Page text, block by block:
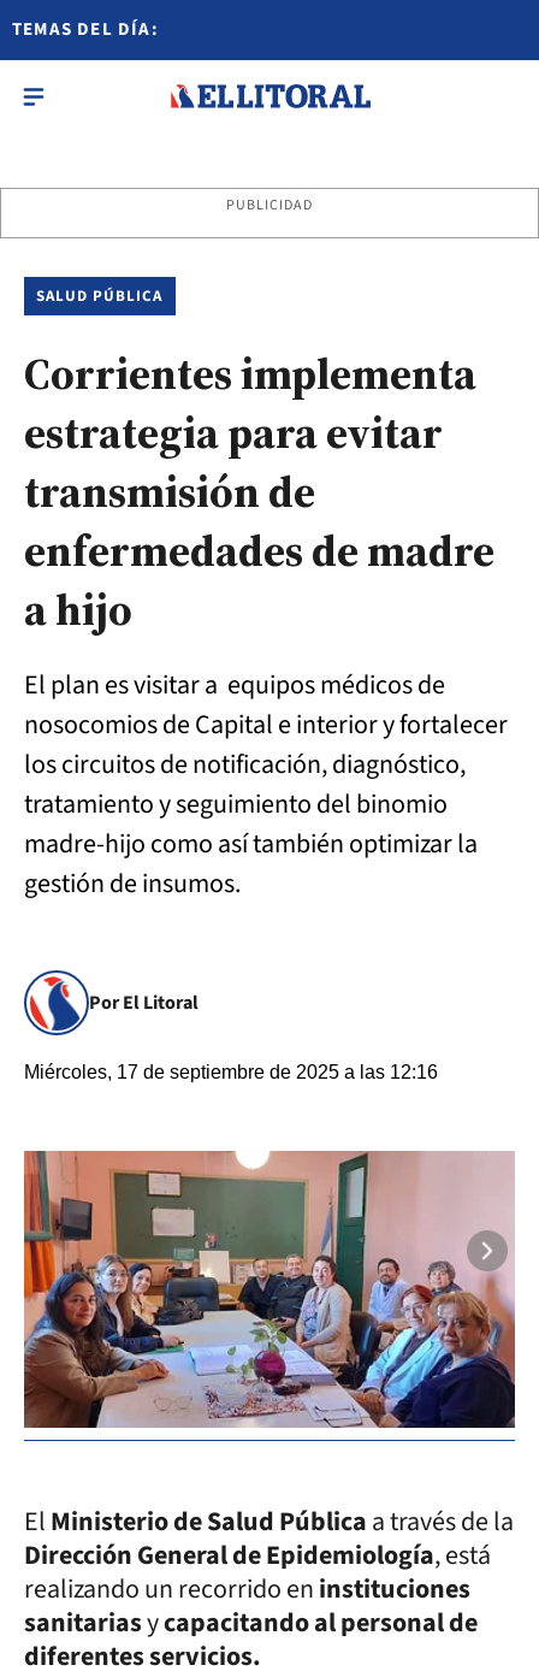
TEMAS DEL DÍA:
PUBLICIDAD
SALUD PÚBLICA
Corrientes implementa
estrategia para evitar
transmisión de
enfermedades de madre
a hijo
El plan es visitar a equipos médicos de
nosocomios de Capital e interior y fortalecer
los circuitos de notificación, diagnóstico,
tratamiento y seguimiento del binomio
madre-hijo como así también optimizar la
gestión de insumos.
Por El Litoral
Miércoles, 17 de septiembre de 2025 a las 12:16
ElMinisterio de Salud Públicaa través de la
Dirección General de Epidemiología, está
realizando un recorrido eninstituciones
sanitariasycapacitando al personal de
diferentes servicios.